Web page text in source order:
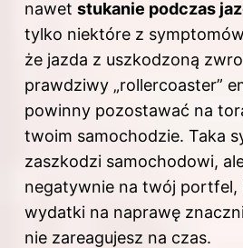
nawet stukanie podczas
tylko niektóre z
że jazda z uszkodzoną
prawdziwy „rollercoaster”
powinny pozostawać na
twoim samochodzie. Taka
zaszkodzi samochodowi,
negatywnie na twój portfel,
wydatki na naprawę
nie zareagujesz na czas.